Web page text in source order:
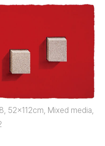
52x112cm, Mixed media,